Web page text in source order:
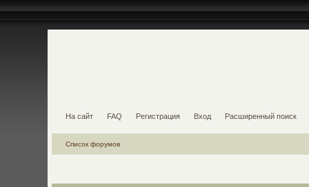
На сайт FAQ Регистрация Вход Расширенный поиск
Список форумов